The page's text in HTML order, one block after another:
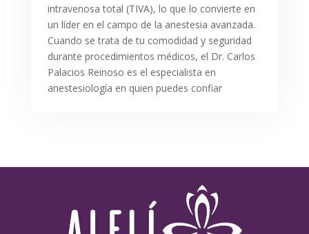
intravenosa total (TIVA), lo que lo convierte en
un líder en el campo de la anestesia avanzada.
Cuando se trata de tu comodidad y seguridad
durante procedimientos médicos, el Dr. Carlos
Palacios Reinoso es el especialista en
anestesiología en quien puedes confiar